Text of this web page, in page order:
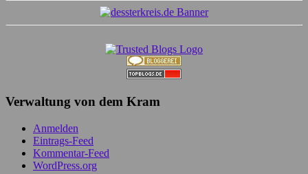
Verwaltung von dem Kram
Anmelden
Eintrags-Feed
Kommentar-Feed
WordPress.org